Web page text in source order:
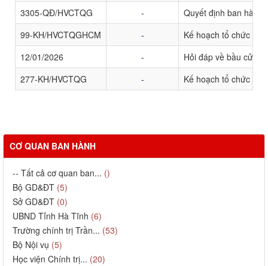
3305-QĐ/HVCTQG
-
Quyết định ban hành
99-KH/HVCTQGHCM
-
Kế hoạch tổ chức
12/01/2026
-
Hỏi đáp về bầu cử
277-KH/HVCTQG
- Kế hoạch tổ chức
CƠ QUAN BAN HÀNH
-- Tất cả cơ quan ban... ()
Bộ GD&ĐT (5)
Sở GD&ĐT (0)
UBND Tỉnh Hà Tĩnh (6)
Trường chính trị Trần... (53)
Bộ Nội vụ (5)
Học viện Chính trị... (20)